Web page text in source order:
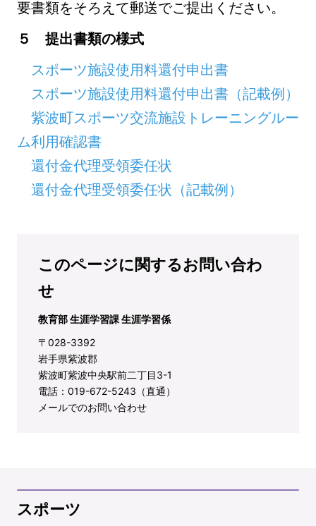
要書類をそろえて郵送でご提出ください。
５ 提出書類の様式
スポーツ施設使用料還付申出書
スポーツ施設使用料還付申出書（記載例）
紫波町スポーツ交流施設トレーニングルー
ム利用確認書
還付金代理受領委任状
還付金代理受領委任状（記載例）
このページに関するお問い合わ
せ
教育部 生涯学習課 生涯学習係
〒028-3392
岩手県紫波郡
紫波町紫波中央駅前二丁目3-1
電話：019-672-5243（直通）
メールでのお問い合わせ
スポーツ